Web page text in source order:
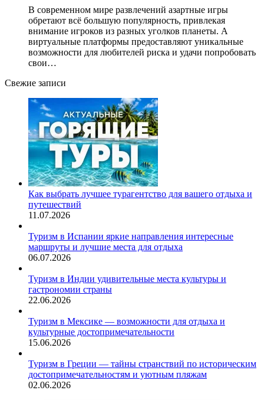
В современном мире развлечений азартные игры
обретают всё большую популярность, привлекая
внимание игроков из разных уголков планеты. А
виртуальные платформы предоставляют уникальные
возможности для любителей риска и удачи попробовать
свои…
Свежие записи
Как выбрать лучшее турагентство для вашего отдыха и
путешествий
11.07.2026
Туризм в Испании яркие направления интересные
маршруты и лучшие места для отдыха
06.07.2026
Туризм в Индии удивительные места культуры и
гастрономии страны
22.06.2026
Туризм в Мексике — возможности для отдыха и
культурные достопримечательности
15.06.2026
Туризм в Греции — тайны странствий по историческим
достопримечательностям и уютным пляжам
02.06.2026